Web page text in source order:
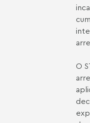
O